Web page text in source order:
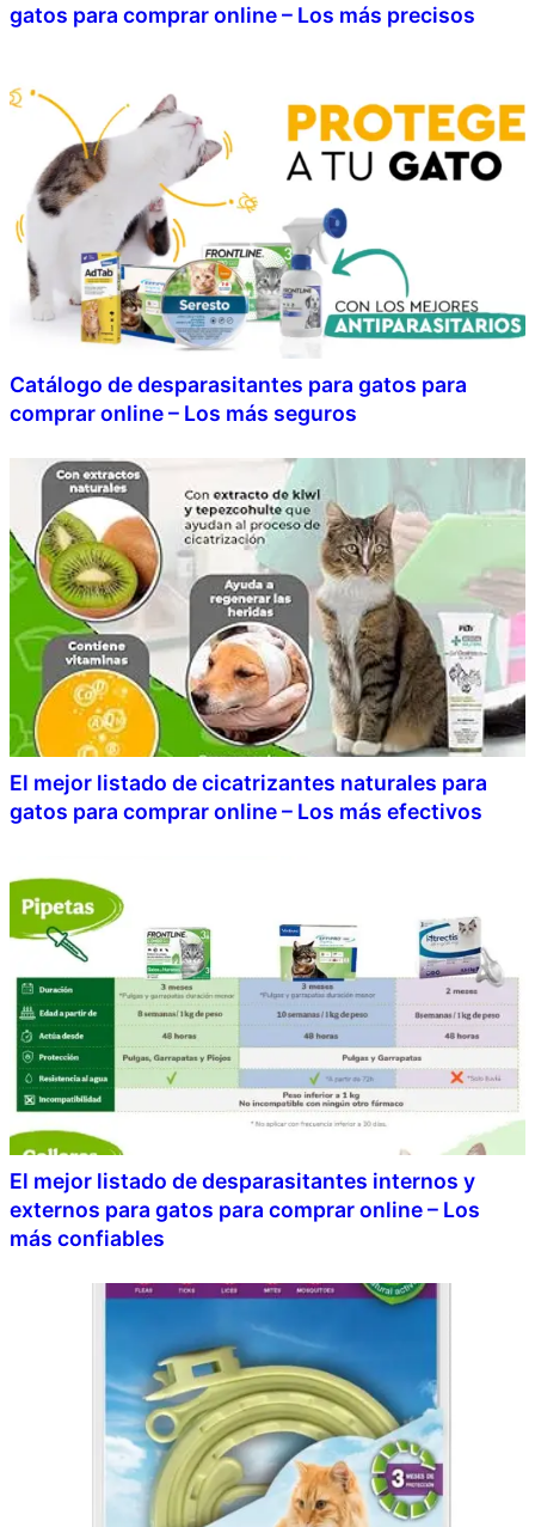
gatos para comprar online – Los más precisos
Catálogo de desparasitantes para gatos para
comprar online – Los más seguros
El mejor listado de cicatrizantes naturales para
gatos para comprar online – Los más efectivos
El mejor listado de desparasitantes internos y
externos para gatos para comprar online – Los
más confiables